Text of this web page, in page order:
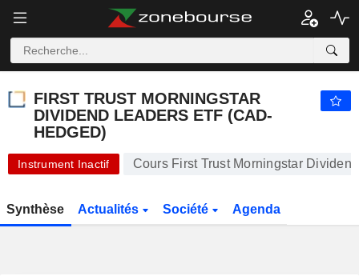
FIRST TRUST MORNINGSTAR
DIVIDEND LEADERS ETF (CAD-
HEDGED)
Instrument Inactif Cours First Trust Morningstar
Synthèse Actualités Société Agenda